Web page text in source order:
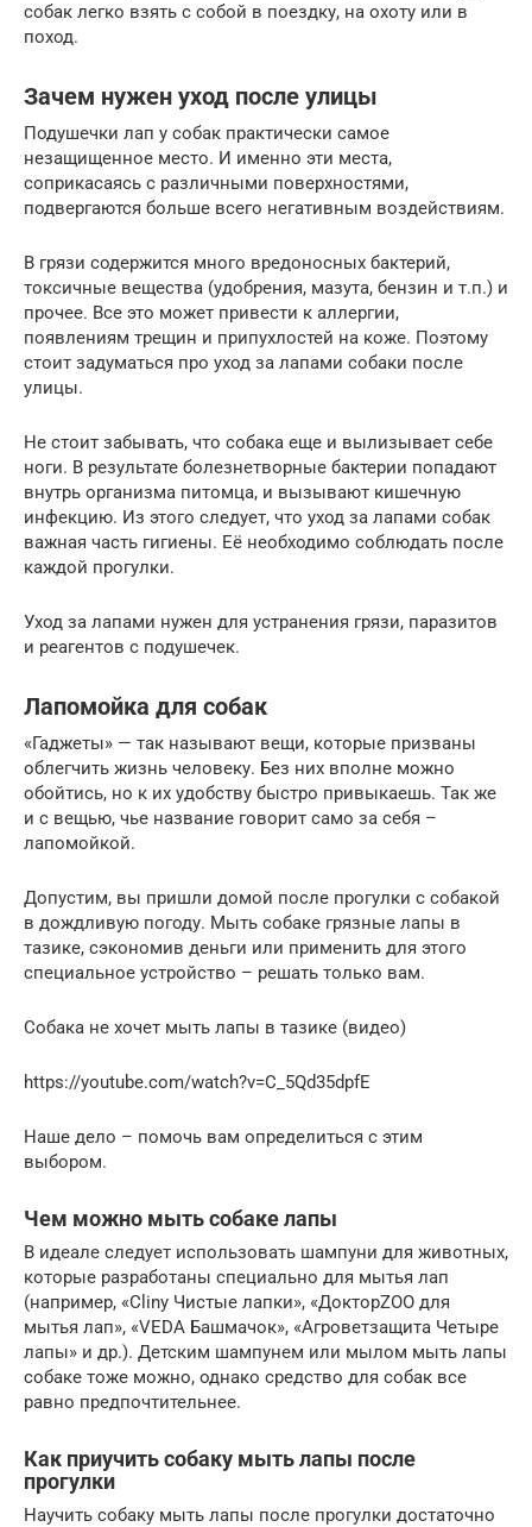
собак легко взять с собой в поездку, на охоту или в
поход.
Зачем нужен уход после улицы
Подушечки лап у собак практически самое
незащищенное место. И именно эти места,
соприкасаясь с различными поверхностями,
подвергаются больше всего негативным воздействиям.
В грязи содержится много вредоносных бактерий,
токсичные вещества (удобрения, мазута, бензин и т.п.) и
прочее. Все это может привести к аллергии,
появлениям трещин и припухлостей на коже. Поэтому
стоит задуматься про уход за лапами собаки после
улицы.
Не стоит забывать, что собака еще и вылизывает себе
ноги. В результате болезнетворные бактерии попадают
внутрь организма питомца, и вызывают кишечную
инфекцию. Из этого следует, что уход за лапами собак
важная часть гигиены. Её необходимо соблюдать после
каждой прогулки.
Уход за лапами нужен для устранения грязи, паразитов
и реагентов с подушечек.
Лапомойка для собак
«Гаджеты» — так называют вещи, которые призваны
облегчить жизнь человеку. Без них вполне можно
обойтись, но к их удобству быстро привыкаешь. Так же
и с вещью, чье название говорит само за себя –
лапомойкой.
Допустим, вы пришли домой после прогулки с собакой
в дождливую погоду. Мыть собаке грязные лапы в
тазике, сэкономив деньги или применить для этого
специальное устройство – решать только вам.
Собака не хочет мыть лапы в тазике (видео)
https://youtube.com/watch?v=C_5Qd35dpfE
Наше дело – помочь вам определиться с этим
выбором.
Чем можно мыть собаке лапы
В идеале следует использовать шампуни для животных,
которые разработаны специально для мытья лап
(например, «Cliny Чистые лапки», «ДокторZOO для
мытья лап», «VEDA Башмачок», «Агроветзащита Четыре
лапы» и др.). Детским шампунем или мылом мыть лапы
собаке тоже можно, однако средство для собак все
равно предпочтительнее.
Как приучить собаку мыть лапы после
прогулки
Научить собаку мыть лапы после прогулки достаточно